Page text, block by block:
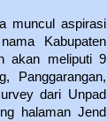
muncul aspirasi
Kabupaten
akan meliputi 9
Panggarangan,
dari Unpad
halaman Jend